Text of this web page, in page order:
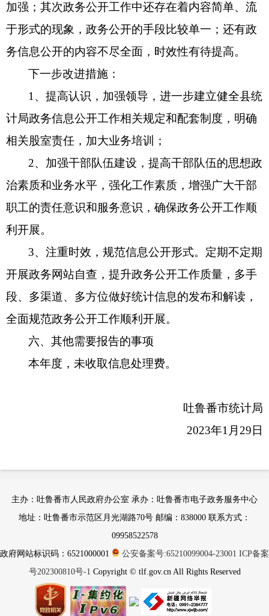
加强；其次政务公开工作中还存在着内容简单、流
于形式的现象，政务公开的手段比较单一；还有政
务信息公开的内容不尽全面，时效性有待提高。
下一步改进措施：
1、提高认识，加强领导，进一步建立健全县统
计局政务信息公开工作相关规定和配套制度，明确
相关股室责任，加大业务培训；
2、加强干部队伍建设，提高干部队伍的思想政
治素质和业务水平，强化工作素质，增强广大干部
职工的责任意识和服务意识，确保政务公开工作顺
利开展。
3、注重时效，规范信息公开形式。定期不定期
开展政务网站自查，提升政务公开工作质量，多手
段、多渠道、多方位做好统计信息的发布和解读，
全面规范政务公开工作顺利开展。
六、其他需要报告的事项
本年度，未收取信息处理费。
吐鲁番市统计局
2023年1月29日
主办：吐鲁番市人民政府办公室 承办：吐鲁番市电子政务服务中心
地址：吐鲁番市示范区月光湖路70号 邮编：838000 联系方式：
09958522578
政府网站标识码：6521000001
公安备案号:65210099004-23001 ICP备案
号202300810号-1 Copyright © tlf.gov.cn All Rights Reserved